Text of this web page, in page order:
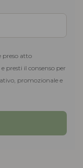
preso atto
presti il consenso per
promozionale e